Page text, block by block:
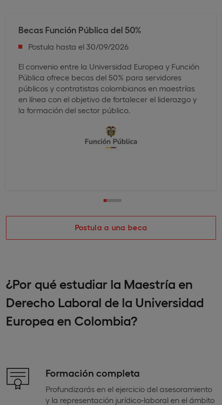
Becas Función Pública ​del 50%
Postula hasta el 30/09/2026
El convenio entre la Universidad Europea y Función
Pública ofrece becas del 50% para servidores
públicos y contratistas colombianos en maestrías
en línea con el objetivo de fortalecer el liderazgo y
la formación del sector público.
Postula a una beca
¿Por qué estudiar la Maestría en
Derecho Laboral de la Universidad
Europea en Colombia?
Formación completa
Profundizarás en el ejercicio del asesoramiento
y la representación jurídico-laboral en el ámbito